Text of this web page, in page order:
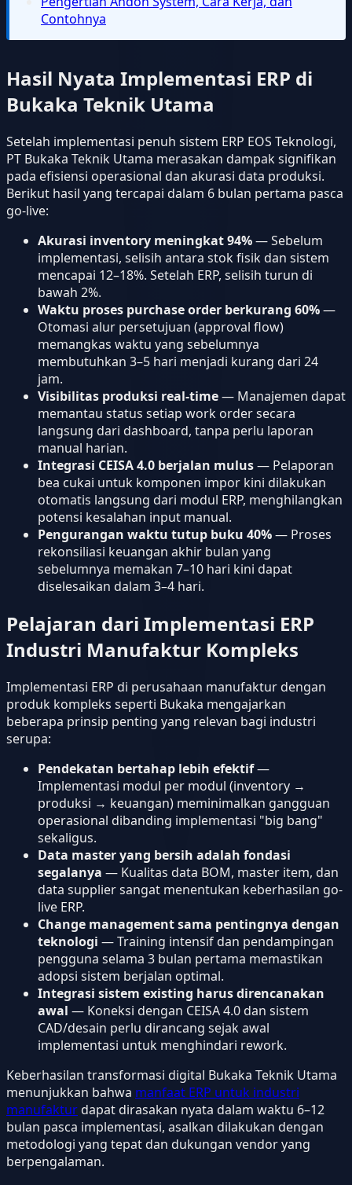
Contohnya
Hasil Nyata Implementasi ERP di
Bukaka Teknik Utama
Setelah implementasi penuh sistem ERP EOS Teknologi,
PT Bukaka Teknik Utama merasakan dampak signifikan
pada efisiensi operasional dan akurasi data produksi.
Berikut hasil yang tercapai dalam 6 bulan pertama pasca
go-live:
Akurasi inventory meningkat 94%— Sebelum
implementasi, selisih antara stok fisik dan sistem
mencapai 12–18%. Setelah ERP, selisih turun di
bawah 2%.
Waktu proses purchase order berkurang 60%—
Otomasi alur persetujuan (approval flow)
memangkas waktu yang sebelumnya
membutuhkan 3–5 hari menjadi kurang dari 24
jam.
Visibilitas produksi real-time— Manajemen dapat
memantau status setiap work order secara
langsung dari dashboard, tanpa perlu laporan
manual harian.
Integrasi CEISA 4.0 berjalan mulus— Pelaporan
bea cukai untuk komponen impor kini dilakukan
otomatis langsung dari modul ERP, menghilangkan
potensi kesalahan input manual.
Pengurangan waktu tutup buku 40%— Proses
rekonsiliasi keuangan akhir bulan yang
sebelumnya memakan 7–10 hari kini dapat
diselesaikan dalam 3–4 hari.
Pelajaran dari Implementasi ERP
Industri Manufaktur Kompleks
Implementasi ERP di perusahaan manufaktur dengan
produk kompleks seperti Bukaka mengajarkan
beberapa prinsip penting yang relevan bagi industri
serupa:
Pendekatan bertahap lebih efektif—
Implementasi modul per modul (inventory →
produksi → keuangan) meminimalkan gangguan
operasional dibanding implementasi "big bang"
sekaligus.
Data master yang bersih adalah fondasi
segalanya — Kualitas data BOM, master item, dan
data supplier sangat menentukan keberhasilan go-
live ERP.
Change management sama pentingnya dengan
teknologi — Training intensif dan pendampingan
pengguna selama 3 bulan pertama memastikan
adopsi sistem berjalan optimal.
Integrasi sistem existing harus direncanakan
awal — Koneksi dengan CEISA 4.0 dan sistem
CAD/desain perlu dirancang sejak awal
implementasi untuk menghindari rework.
Keberhasilan transformasi digital Bukaka Teknik Utama
menunjukkan bahwa manfaat ERP untuk industri
manufakturdapat dirasakan nyata dalam waktu 6–12
bulan pasca implementasi, asalkan dilakukan dengan
metodologi yang tepat dan dukungan vendor yang
berpengalaman.